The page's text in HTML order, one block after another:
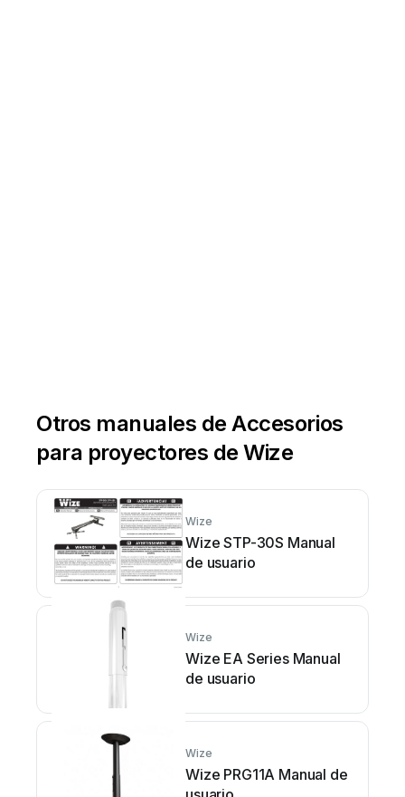
Otros manuales de Accesorios
para proyectores de Wize
Wize
Wize STP-30S Manual
de usuario
Wize
Wize EA Series Manual
de usuario
Wize
Wize PRG11A Manual de